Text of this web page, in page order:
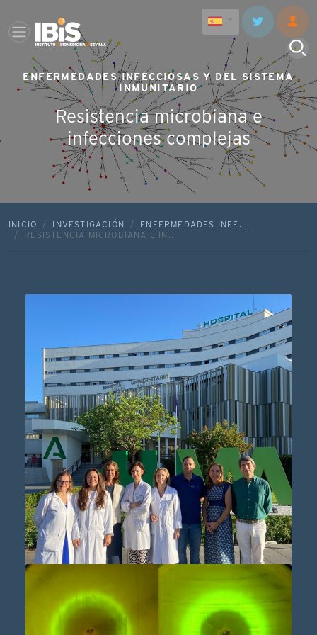
ENFERMEDADES INFECCIOSAS Y DEL SISTEMA
INMUNITARIO
Resistencia microbiana e
infecciones complejas
INICIO INVESTIGACIÓN
ENFERMEDADES INFE...
RESISTENCIA MICROBIANA E IN...